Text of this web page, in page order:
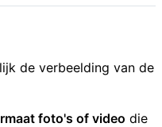
de verbeelding van de
foto's of video die